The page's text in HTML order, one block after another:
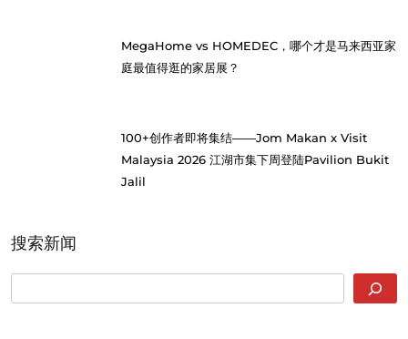
MegaHome vs HOMEDEC，哪个才是马来西亚家
庭最值得逛的家居展？
100+创作者即将集结——Jom Makan x Visit
Malaysia 2026 江湖市集下周登陆Pavilion Bukit
Jalil
搜索新闻